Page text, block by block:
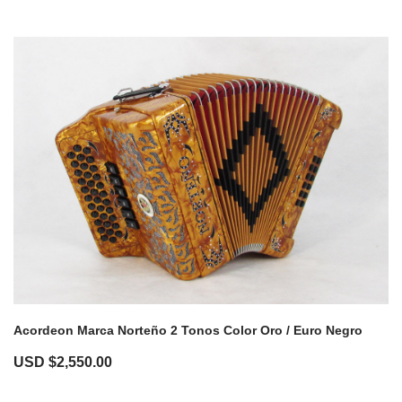
Acordeon Marca Norteño 2 Tonos Color Oro / Euro Negro
USD $2,550.00